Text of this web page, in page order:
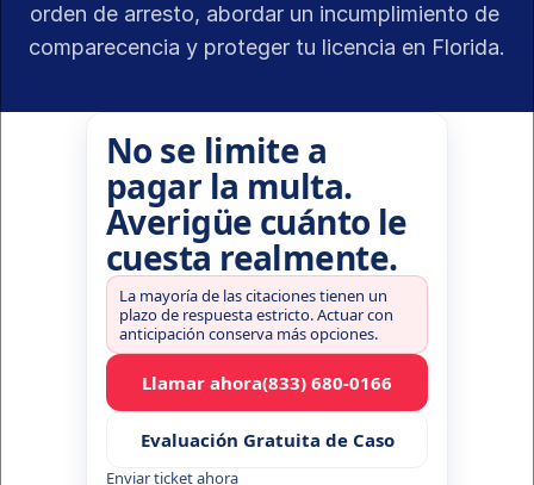
orden de arresto, abordar un incumplimiento de
comparecencia y proteger tu licencia en Florida.
No se limite a
pagar la multa.
Averigüe cuánto le
cuesta realmente.
La mayoría de las citaciones tienen un
plazo de respuesta estricto. Actuar con
anticipación conserva más opciones.
Llamar ahora(833) 680-0166
Evaluación Gratuita de Caso
Enviar ticket ahora